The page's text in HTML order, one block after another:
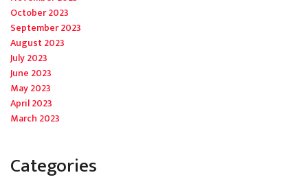
October 2023
September 2023
August 2023
July 2023
June 2023
May 2023
April 2023
March 2023
Categories